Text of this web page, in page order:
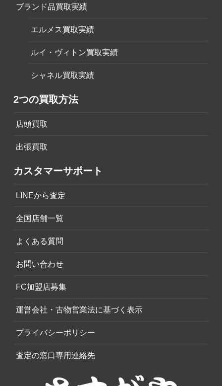
ブランド品買取実績
エルメス買取実績
ルイ・ヴィトン買取実績
シャネル買取実績
2つの買取方法
店頭買取
出張買取
カスタマーサポート
LINEから査定
全国店舗一覧
よくある質問
お問い合わせ
FC加盟店募集
運営会社・古物営業法に基づく表示
プライバシーポリシー
査定の窓口専用連絡先